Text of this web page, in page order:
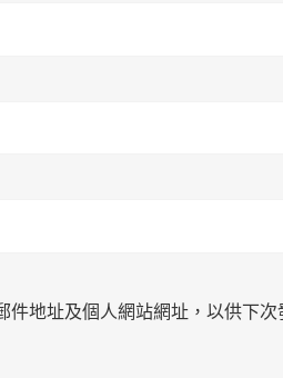
地址及個人網站網址，以供下次